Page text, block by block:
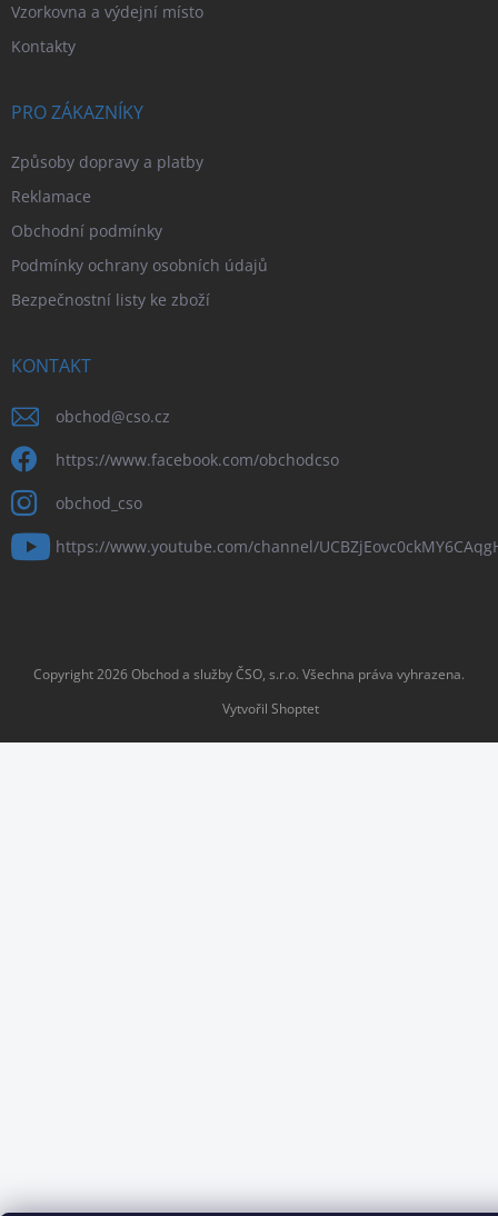
Vzorkovna a výdejní místo
Kontakty
PRO ZÁKAZNÍKY
Způsoby dopravy a platby
Reklamace
Obchodní podmínky
Podmínky ochrany osobních údajů
Bezpečnostní listy ke zboží
KONTAKT
obchod@cso.cz
https://www.facebook.com/obchodcso
obchod_cso
https://www.youtube.com/channel/
Vytvořil Shoptet
Copyright 2026Obchod a služby ČSO, s.r.o. Všechna práva vyhrazena.